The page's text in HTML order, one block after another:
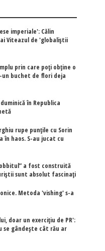
imperiale': Călin
Viteazul de 'globaliștii
prin care poți obține o
buchet de flori deja
în Republica
rupe punțile cu Sorin
în haos. S-au jucat cu
a fost construită
sunt absolut fascinați
Metoda 'vishing' s-a
doar un exercițiu de PR':
se gândește cât rău ar